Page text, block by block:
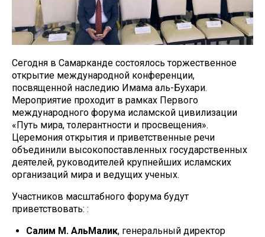
Сегодня в Самарканде состоялось торжественное
открытие международной конференции,
посвященной наследию Имама аль-Бухари.
Мероприятие проходит в рамках Первого
международного форума исламской цивилизации
«Путь мира, толерантности и просвещения».
Церемония открытия и приветственные речи
объединили высокопоставленных государственных
деятелей, руководителей крупнейших исламских
организаций мира и ведущих ученых.
Участников масштабного форума будут
приветствовать: :
Салим М. АльМалик, генеральный директор